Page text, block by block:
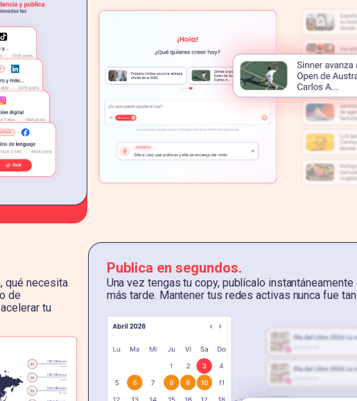
qué necesita
de
tu
Publica en segundos.
Una vez tengas tu copy, publícalo instantáneamente
más tarde. Mantener tus redes activas nunca fue